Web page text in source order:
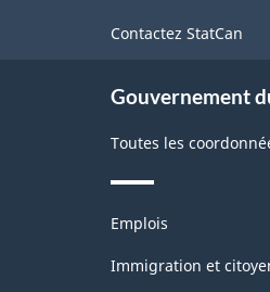
Contactez StatCan
Gouvernement
Toutes les
Thèmes
sujets
Emplois
Immigration et